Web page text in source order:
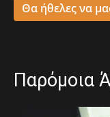
Θα ήθελες να
Παρόμοια